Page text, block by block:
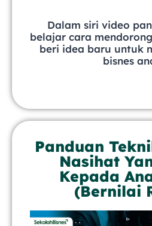
Dalam siri video
belajar cara
beri idea baru untuk
bisnes
Panduan
Nasihat
Kepada
(Bernilai